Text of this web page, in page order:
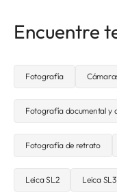
Encuentre
Fotografía
Fotografía documental y
Fotografía de retrato
Leica SL2 Leica SL3